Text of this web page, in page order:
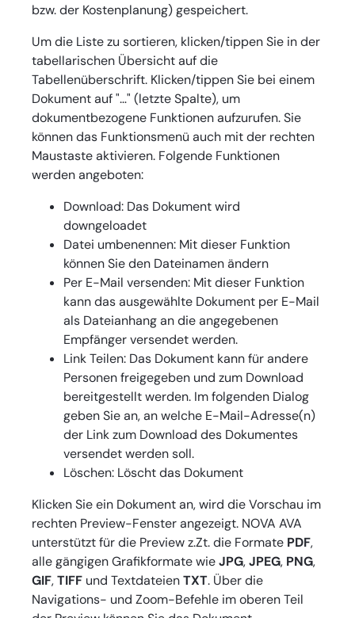
bzw. der Kostenplanung) gespeichert.
Um die Liste zu sortieren, klicken/tippen Sie in der
tabellarischen Übersicht auf die
Tabellenüberschrift. Klicken/tippen Sie bei einem
Dokument auf "…" (letzte Spalte), um
dokumentbezogene Funktionen aufzurufen. Sie
können das Funktionsmenü auch mit der rechten
Maustaste aktivieren. Folgende Funktionen
werden angeboten:
Download: Das Dokument wird
downgeloadet
Datei umbenennen: Mit dieser Funktion
können Sie den Dateinamen ändern
Per E-Mail versenden: Mit dieser Funktion
kann das ausgewählte Dokument per E-Mail
als Dateianhang an die angegebenen
Empfänger versendet werden.
Link Teilen: Das Dokument kann für andere
Personen freigegeben und zum Download
bereitgestellt werden. Im folgenden Dialog
geben Sie an, an welche E-Mail-Adresse(n)
der Link zum Download des Dokumentes
versendet werden soll.
Löschen: Löscht das Dokument
Klicken Sie ein Dokument an, wird die Vorschau im
rechten Preview-Fenster angezeigt. NOVA AVA
unterstützt für die Preview z.Zt. die Formate PDF,
alle gängigen Grafikformate wieJPG,JPEG, PNG,
GIF,TIFF und TextdateienTXT. Über die
Navigations- und Zoom-Befehle im oberen Teil